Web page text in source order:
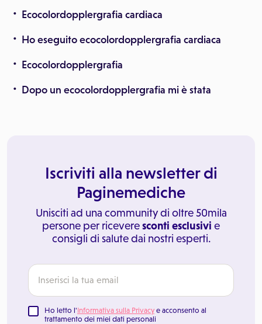
Ecocolordopplergrafia cardiaca
Ho eseguito ecocolordopplergrafia cardiaca
Ecocolordopplergrafia
Dopo un ecocolordopplergrafia mi è stata
Iscriviti alla newsletter di
Paginemediche
Unisciti ad una community di oltre 50mila
persone per riceveresconti esclusivi e
consigli di salute dai nostri esperti.
Ho letto l'Informativa sulla Privacy e acconsento al
trattamento dei miei dati personali